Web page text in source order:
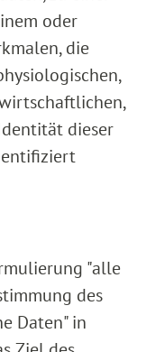
oder
die
dieser
"alle
des
Daten" in